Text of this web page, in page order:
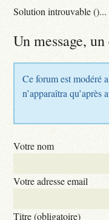
Solution introuvable ()...
Un message,
Ce forum est modéré
n’apparaîtra qu’après
Votre nom
Votre adresse email
Titre (obligatoire)